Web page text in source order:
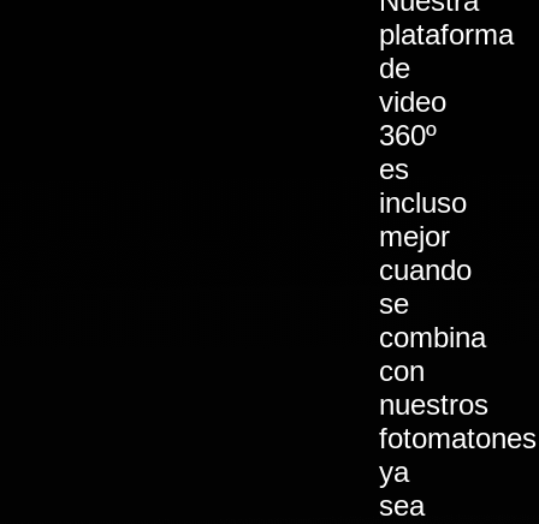
plataforma
de
video
360º
es
incluso
mejor
cuando
se
combina
con
nuestros
ya
sea